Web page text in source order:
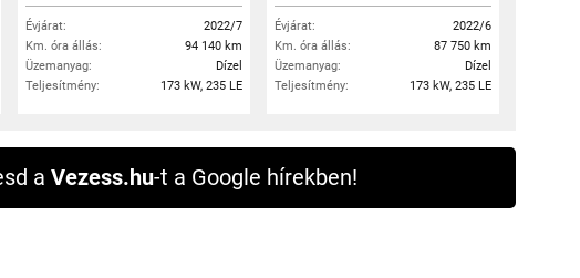
Évjárat:
2022/7
Km. óra állás:
94 140 km
Üzemanyag:
Dízel
Teljesítmény:
173 kW, 235 LE
Évjárat:
2022/6
Km. óra állás:
87 750 km
Üzemanyag:
Dízel
Teljesítmény:
173 kW, 235 LE
a Vezess.hu-t a Google hírekben!